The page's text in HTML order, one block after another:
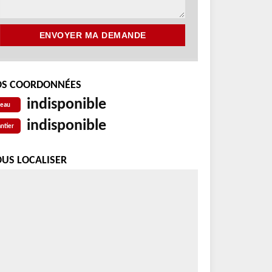
COORDONNÉES
indisponible
indisponible
LOCALISER